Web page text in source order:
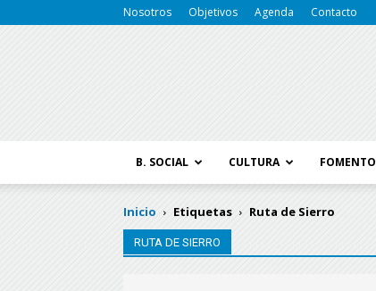
Nosotros Objetivos Agenda Contacto
B. SOCIAL CULTURA FOMENTO
Inicio Etiquetas Ruta de Sierro
RUTA DE SIERRO